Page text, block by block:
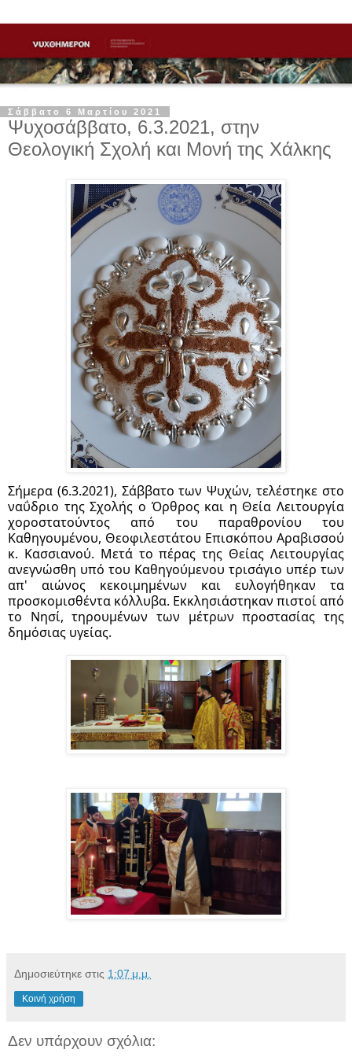
Σάββατο 6 Μαρτίου 2021
Ψυχοσάββατο, 6.3.2021, στην
Θεολογική Σχολή και Μονή της Χάλκης
Σήμερα (6.3.2021), Σάββατο των Ψυχών, τελέστηκε στο
ναΰδριο της Σχολής ο Όρθρος και η Θεία Λειτουργία
χοροστατούντος από του παραθρονίου του
Καθηγουμένου, Θεοφιλεστάτου Επισκόπου Αραβισσού
κ. Κασσιανού. Μετά το πέρας της Θείας Λειτουργίας
ανεγνώσθη υπό του Καθηγούμενου τρισάγιο υπέρ των
απ' αιώνος κεκοιμημένων και ευλογήθηκαν τα
προσκομισθέντα κόλλυβα. Εκκλησιάστηκαν πιστοί από
το Νησί, τηρουμένων των μέτρων προστασίας της
δημόσιας υγείας.
Δημοσιεύτηκε στις 1:07 μ.μ.
Κοινή χρήση
Δεν υπάρχουν σχόλια: